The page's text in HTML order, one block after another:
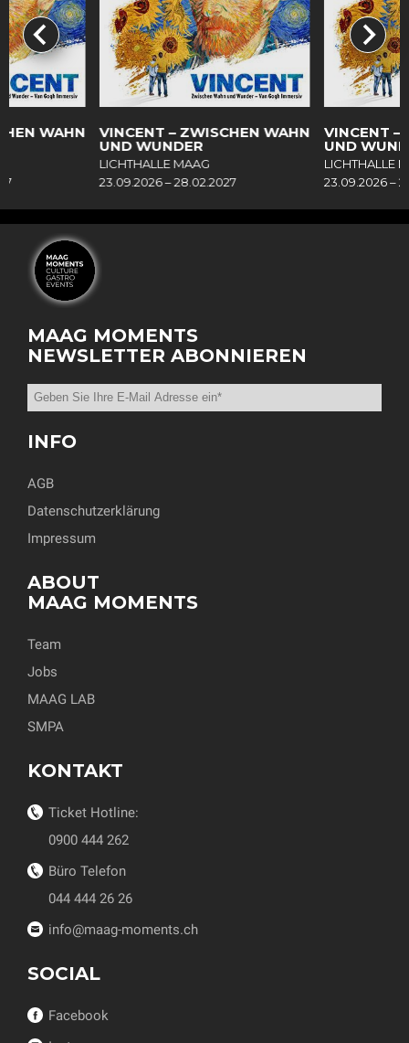
WAHN VINCENT – ZWISCHEN WAHN
UND WUNDER
LICHTHALLE MAAG
23.09.2026 – 28.02.2027
VINCENT –
UND
LICHTHALLE
23.09.2026 –
MAAG MOMENTS
NEWSLETTER ABONNIEREN
INFO
AGB
Datenschutzerklärung
Impressum
ABOUT
MAAG MOMENTS
Team
Jobs
MAAG LAB
SMPA
KONTAKT
Ticket Hotline:
0900 444 262
Büro Telefon
044 444 26 26
info@maag-moments.ch
SOCIAL
Facebook